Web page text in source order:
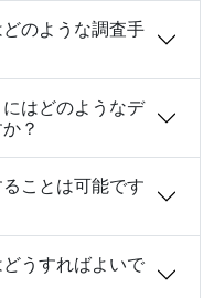
のような調査手
はどのようなデ
？
ことは可能です
うすればよいで